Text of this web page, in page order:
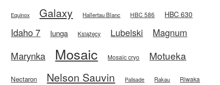
Equinox Galaxy Hallertau Blanc HBC 586 HBC 630
Idaho 7 Iunga Książęcy Lubelski
Magnum
Marynka
Mosaic Mosaic cryo Motueka
Nectaron Nelson Sauvin Palisade Rakau Riwaka